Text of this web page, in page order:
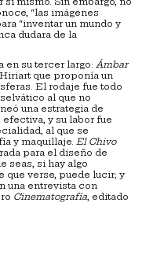
“las imágenes
“inventar un mundo y
dudara de la
en su tercer largo: Ámbar
Hiriart que proponía un
El rodaje fue todo
al que no
una estrategia de
y su labor fue
al que se
y maquillaje. El Chivo
para el diseño de
seas, si hay algo
que verse, puede lucir; y
una entrevista con
Cinematografía, editado